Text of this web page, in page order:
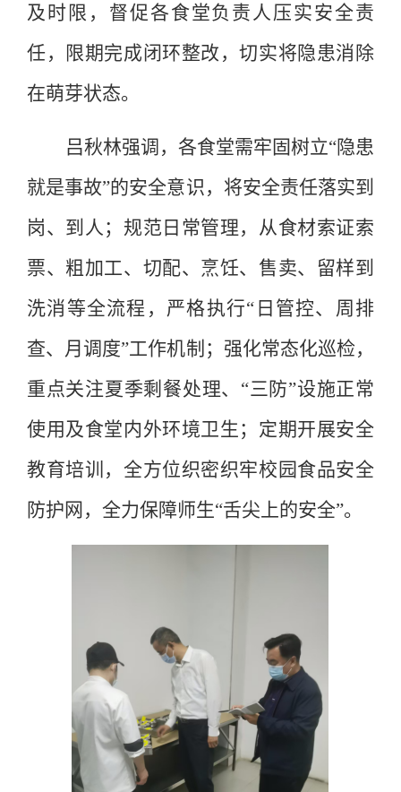
及时限，督促各食堂负责人压实安全责
任，限期完成闭环整改，切实将隐患消除
在萌芽状态。
吕秋林强调，各食堂需牢固树立“隐患
就是事故”的安全意识，将安全责任落实到
岗、到人；规范日常管理，从食材索证索
票、粗加工、切配、烹饪、售卖、留样到
洗消等全流程，严格执行“日管控、周排
查、月调度”工作机制；强化常态化巡检，
重点关注夏季剩餐处理、“三防”设施正常
使用及食堂内外环境卫生；定期开展安全
教育培训，全方位织密织牢校园食品安全
防护网，全力保障师生“舌尖上的安全”。